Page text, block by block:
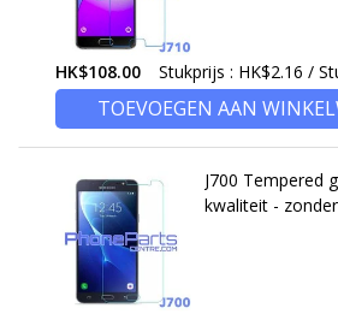
HK$108.00 Stukprijs : HK$2.16 /
TOEVOEGEN AAN
J700 Tempered
kwaliteit -